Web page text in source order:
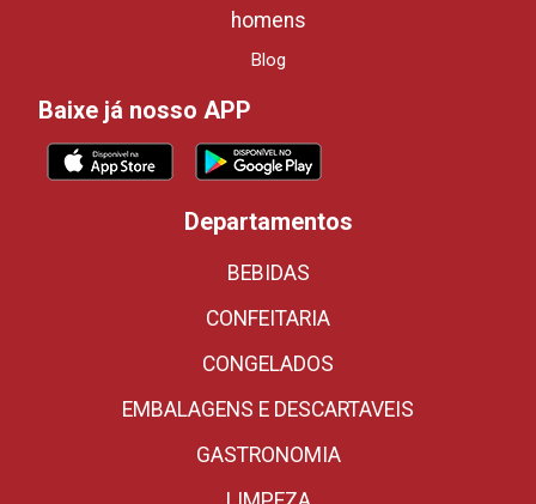
homens
Blog
Baixe já nosso APP
Departamentos
BEBIDAS
CONFEITARIA
CONGELADOS
EMBALAGENS E DESCARTAVEIS
GASTRONOMIA